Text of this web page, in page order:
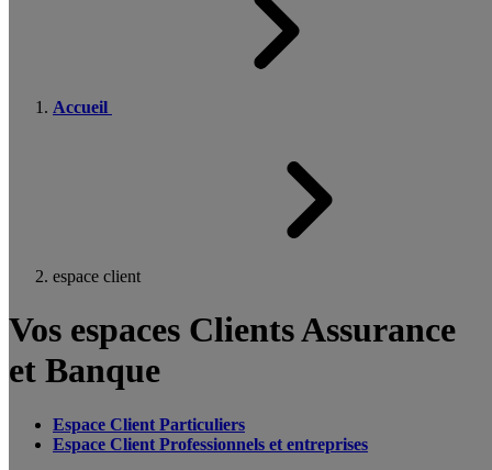
Accueil
espace client
Vos espaces Clients Assurance
et Banque
Espace Client Particuliers
Espace Client Professionnels et entreprises